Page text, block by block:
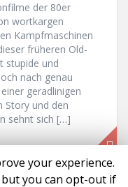
der 80er
wortkargen
Kampfmaschinen
früheren Old-
stupide und
nach genau
geradlinigen
Story und den
sehnt sich […]
your experience.
you can opt-out if